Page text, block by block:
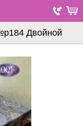
Двойной